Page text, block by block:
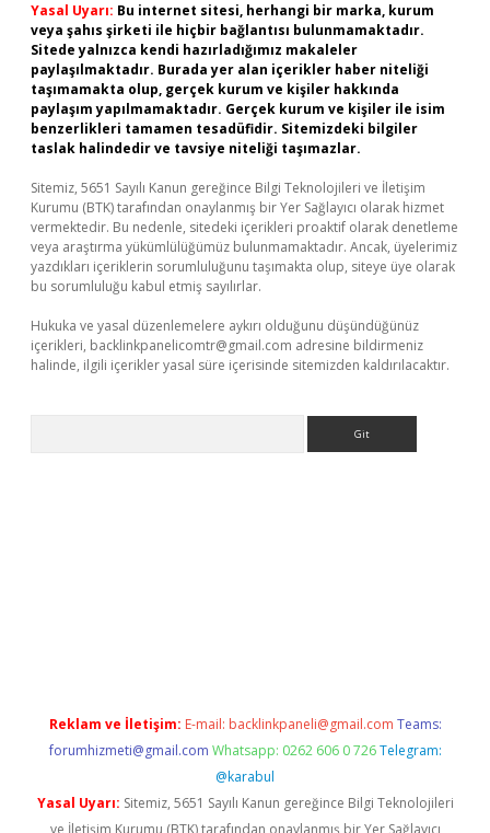
Yasal Uyarı: Bu internet sitesi, herhangi bir marka, kurum
veya şahıs şirketi ile hiçbir bağlantısı bulunmamaktadır.
Sitede yalnızca kendi hazırladığımız makaleler
paylaşılmaktadır. Burada yer alan içerikler haber niteliği
taşımamakta olup, gerçek kurum ve kişiler hakkında
paylaşım yapılmamaktadır. Gerçek kurum ve kişiler ile isim
benzerlikleri tamamen tesadüfidir. Sitemizdeki bilgiler
taslak halindedir ve tavsiye niteliği taşımazlar.
Sitemiz, 5651 Sayılı Kanun gereğince Bilgi Teknolojileri ve İletişim
Kurumu (BTK) tarafından onaylanmış bir Yer Sağlayıcı olarak hizmet
vermektedir. Bu nedenle, sitedeki içerikleri proaktif olarak denetleme
veya araştırma yükümlülüğümüz bulunmamaktadır. Ancak, üyelerimiz
yazdıkları içeriklerin sorumluluğunu taşımakta olup, siteye üye olarak
bu sorumluluğu kabul etmiş sayılırlar.
Hukuka ve yasal düzenlemelere aykırı olduğunu düşündüğünüz
içerikleri, backlinkpanelicomtr@gmail.com adresine bildirmeniz
halinde, ilgili içerikler yasal süre içerisinde sitemizden kaldırılacaktır.
Reklam ve İletişim: E-mail: backlinkpaneli@gmail.com Teams:
forumhizmeti@gmail.com Whatsapp: 0262 606 0 726 Telegram:
@karabul
Yasal Uyarı: Sitemiz, 5651 Sayılı Kanun gereğince Bilgi Teknolojileri
ve İletişim Kurumu (BTK) tarafından onaylanmış bir Yer Sağlayıcı